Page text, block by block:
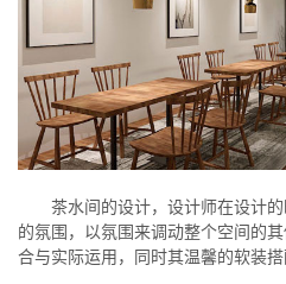
茶水间的设计，设计师在设计的
的氛围，以氛围来调动整个空间的
合与实际运用，同时其温馨的软装搭